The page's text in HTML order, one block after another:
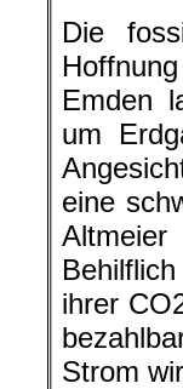
Die
Emden
um
eine
ihrer
Strom